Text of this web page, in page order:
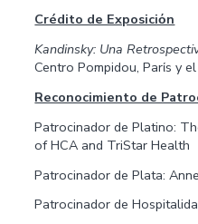
Crédito de Exposiciόn
Kandinsky: Una
Centro Pompidou, Parίs y
Reconocimiento de
Patrocinador de Platino:
of HCA and TriStar Health
Patrocinador de Plata:
Patrocinador de